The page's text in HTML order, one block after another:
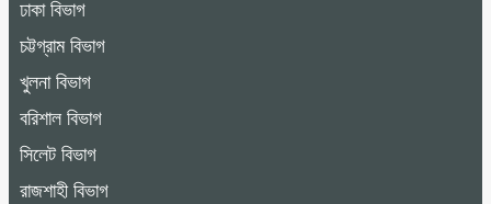
ঢাকা বিভাগ
চট্টগ্রাম বিভাগ
খুলনা বিভাগ
বরিশাল বিভাগ
সিলেট বিভাগ
রাজশাহী বিভাগ